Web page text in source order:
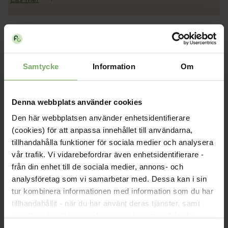
Samtycke Information Om
Denna webbplats använder cookies
Den här webbplatsen använder enhetsidentifierare
(cookies) för att anpassa innehållet till användarna,
tillhandahålla funktioner för sociala medier och analysera
vår trafik. Vi vidarebefordrar även enhetsidentifierare -
från din enhet till de sociala medier, annons- och
analysföretag som vi samarbetar med. Dessa kan i sin
tur kombinera informationen med information som du har
tillhandahållit - när du har använt deras tjänster, samt
Böcker, kultur & annat
Medlemsrabatt på Adlibris, Stundentlitteratur, teater och
bio. Du kan även köpa en genomtänkt prepperlåda.
Läs mer
Resor & hotell
Rabatt på tågresor med SJ och övernattningar på de
flesta stora hotellkedjorna.
Läs mer